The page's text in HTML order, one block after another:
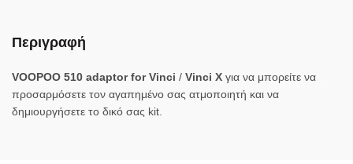
Περιγραφή
VOOPOO 510 adaptor for Vinci / Vinci X για να μπορείτε να
προσαρμόσετε τον αγαπημένο σας ατμοποιητή και να
δημιουργήσετε το δικό σας kit.